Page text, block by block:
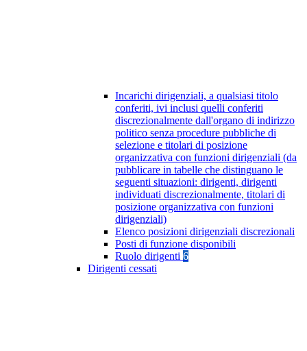
Incarichi dirigenziali, a qualsiasi titolo
conferiti, ivi inclusi quelli conferiti
discrezionalmente dall'organo di indirizzo
politico senza procedure pubbliche di
selezione e titolari di posizione
organizzativa con funzioni dirigenziali (da
pubblicare in tabelle che distinguano le
seguenti situazioni: dirigenti, dirigenti
individuati discrezionalmente, titolari di
posizione organizzativa con funzioni
dirigenziali)
Elenco posizioni dirigenziali discrezionali
Posti di funzione disponibili
Ruolo dirigenti 6
Dirigenti cessati